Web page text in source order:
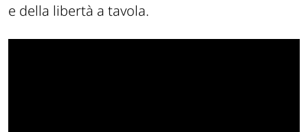
e della libertà a tavola.